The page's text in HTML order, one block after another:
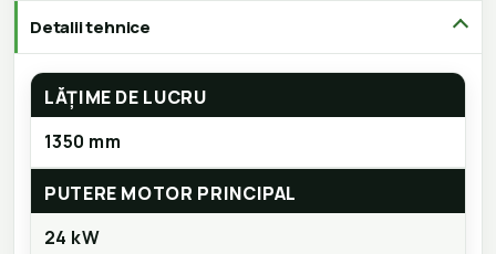
Detalii tehnice
LĂȚIME DE LUCRU
1350 mm
PUTERE MOTOR PRINCIPAL
24 kW